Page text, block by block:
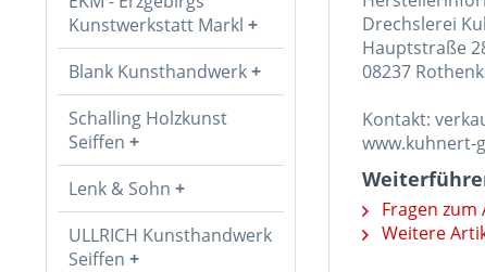
Kunstwerkstatt Markl
Blank Kunsthandwerk
Schalling Holzkunst
Seiffen
Lenk & Sohn
ULLRICH Kunsthandwerk
Seiffen
Drechslerei
Hauptstraße
08237
Kontakt:
www.kuhnert-
Fragen zum
Weitere